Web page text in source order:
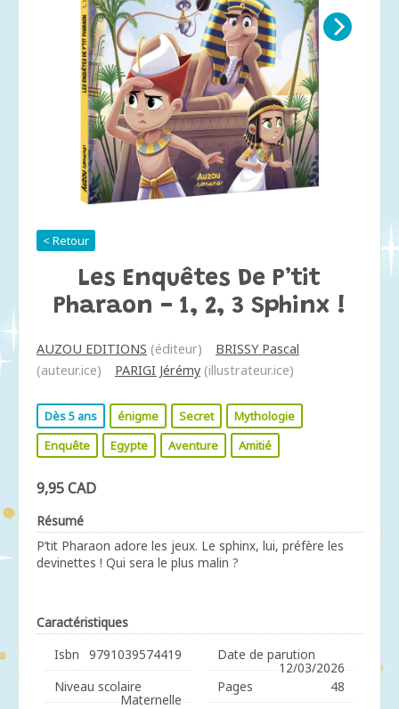
< Retour
Les Enquêtes De P’tit
Pharaon - 1, 2, 3 Sphinx !
AUZOU EDITIONS (éditeur)
BRISSY Pascal
(auteur.ice)
PARIGI Jérémy (illustrateur.ice)
Dès 5 ans énigme Secret
Mythologie
Enquête
Egypte Aventure Amitié
9,95 CAD
Résumé
P’tit Pharaon adore les jeux. Le sphinx, lui, préfère les
devinettes ! Qui sera le plus malin ?
Caractéristiques
Isbn
9791039574419
Niveau scolaire
Maternelle
Date de parution
12/03/2026
Pages
48